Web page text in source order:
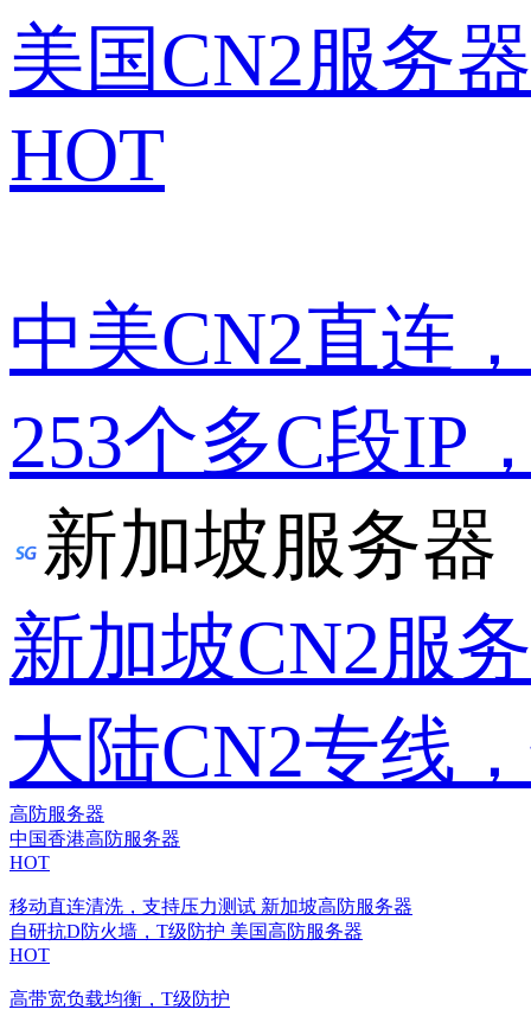
美国CN2服务器
HOT
中美CN2直连
253个多C段IP
新加坡服务器
新加坡CN2服
大陆CN2专线
高防服务器
中国香港高防服务器
HOT
移动直连清洗，支持压力测试 新加坡高防服务器
自研抗D防火墙，T级防护 美国高防服务器
HOT
高带宽负载均衡，T级防护